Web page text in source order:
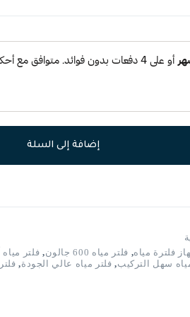
إضافة إلى السلة
فلترة مياه, فلتر مياه 600 جالون , فلتر
سهل التركيب, فلتر مياه عالي الجودة,